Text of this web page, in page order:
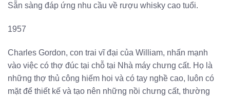
Sẵn sàng đáp ứng nhu cầu về rượu whisky cao tuổi.
1957
Charles Gordon, con trai vĩ đại của William, nhấn mạnh
vào việc có thợ đúc tại chỗ tại Nhà máy chưng cất. Họ là
những thợ thủ công hiếm hoi và có tay nghề cao, luôn có
mặt để thiết kế và tạo nên những nồi chưng cất, thường